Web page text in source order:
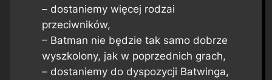
– dostaniemy więcej rodzai
przeciwników,
– Batman nie będzie tak samo dobrze
wyszkolony, jak w poprzednich grach,
– dostaniemy do dyspozycji Batwinga,